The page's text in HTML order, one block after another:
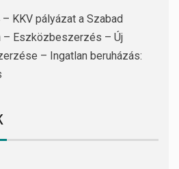
KKV pályázat a Szabad
– Eszközbeszerzés – Új
– Ingatlan beruházás: